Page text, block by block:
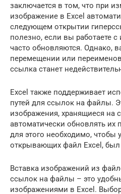
заключается в том, что при
изображение в Excel
следующем открытии
полезно, если вы работаете
часто обновляются. Однако,
перемещении или
ссылка станет
Excel также поддерживает
путей для ссылок на файлы.
изображения, хранящиеся на
автоматически обновлять их
для этого необходимо, чтобы
открывающих файл Excel, был
Вставка изображений из
ссылок на файлы – это
изображениями в Excel.